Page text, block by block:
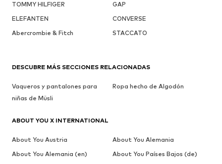
TOMMY HILFIGER
GAP
ELEFANTEN
CONVERSE
Abercrombie & Fitch
STACCATO
DESCUBRE MÁS SECCIONES RELACIONADAS
Vaqueros y pantalones para
niñas de Müsli
Ropa hecho de Algodón
ABOUT YOU X INTERNATIONAL
About You Austria
About You Alemania
About You Alemania (en)
About You Países Bajos (de)